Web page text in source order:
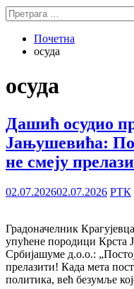
Претрага
за:
Почетна
осуда
осуда
Дашић осудио
Јањушевића:
не смеју
02.07.202602.07.2026 РТК
Градоначелник
упућене породици Крста
Србијашуме д.о.о.:
прелазити! Када мета
политика, већ безумље